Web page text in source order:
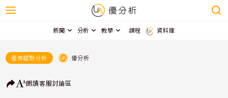
新聞 分析 教學 課程 資料庫
產業趨勢分析 優分析
朗讀客服討論區